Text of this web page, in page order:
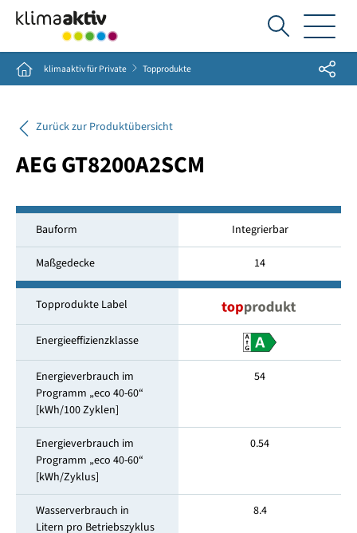
Ich
suche...
Home klimaaktiv für Private Topprodukte Share
Zurück zur Produktübersicht
AEG GT8200A2SCM
Bauform Integrierbar
Maßgedecke 14
Topprodukte Label
Energieeffizienzklasse
Energieverbrauch im
Programm „eco 40-60“
[kWh/100 Zyklen]
54
Energieverbrauch im
Programm „eco 40-60“
[kWh/Zyklus]
0.54
Wasserverbrauch in
Litern pro Betriebszyklus
8.4